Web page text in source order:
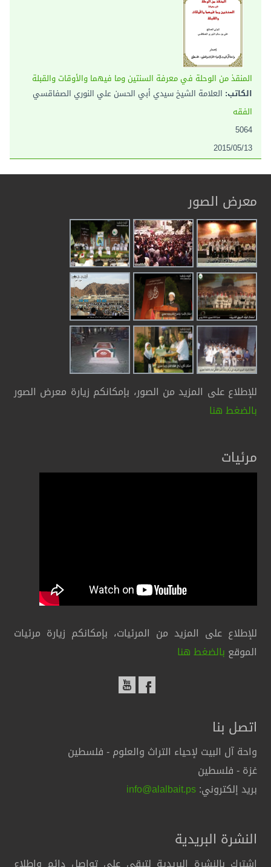
المنقذ من الوحلة في معرفة السنتين وما فيهما والأوقات والقبلة
الكاتب: العلامة الشيخ سيدي أبي الحسن علي النوري الصفاقسي
الفقه
5064
2015/05/13
معرض الصور
للإطلاع على المزيد من الصور، بإمكانكم زيارة معرض الصور
بالضغط هنا
مرئيات
للإطلاع على المزيد من المرئيات، بإمكانكم زيارة مرئيات
الموقع بالضغط هنا
اتصل بنا
واحة آل البيت لإحياء التراث والعلوم - فلسطين
غزة - فلسطين
بريد إلكتروني:info@alalbait.ps
النشرة البريدية